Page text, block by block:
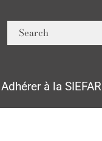
Adhérer à la SIEFAR